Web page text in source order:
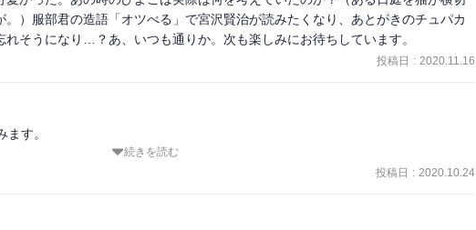
ほど、病気をありがたがっているというわけかぁ。
一メートル二十センチ。
、桃くんと鴇先生で保護した所有者不明のアルパカ。とりあえず楓ヶ丘動物園
斎藤さんという名前がつきとりあえず桃くんと本郷さんが担当することになっ
十一歳の大学生。桃くんの顔面に飛びついてきたフクロモモンガの飼い主だっ
れたと思われる。容疑者は元恋人の大森寛奈（おおもり・かんな）と友人の串
目園長。長身で上品な白髪、知的なまなざしの紳士。アフリカゾウの飼育を二
た。
きいがルディとそう変わらない。
。）服部君の造語「オツべる」で宮沢賢治が読みたくなり、あとがきのチュパカ
そうになり…？あ、いつも通りか。次も楽しみにお待ちしています。
投稿日 : 2020.11.16
す。
ん2号も良いし、服部くんの安定の変態ぶり、なんといっても七森さんがかっこい
すぎでは…
について考えさせられる。動物を、あんまり人間と同じに考えてはいけない、と
るか分からない、ということを忘れてはいけない。
続きを読む
投稿日 : 2020.10.24